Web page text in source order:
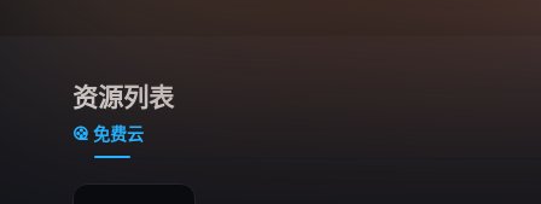
资源列表
免费云